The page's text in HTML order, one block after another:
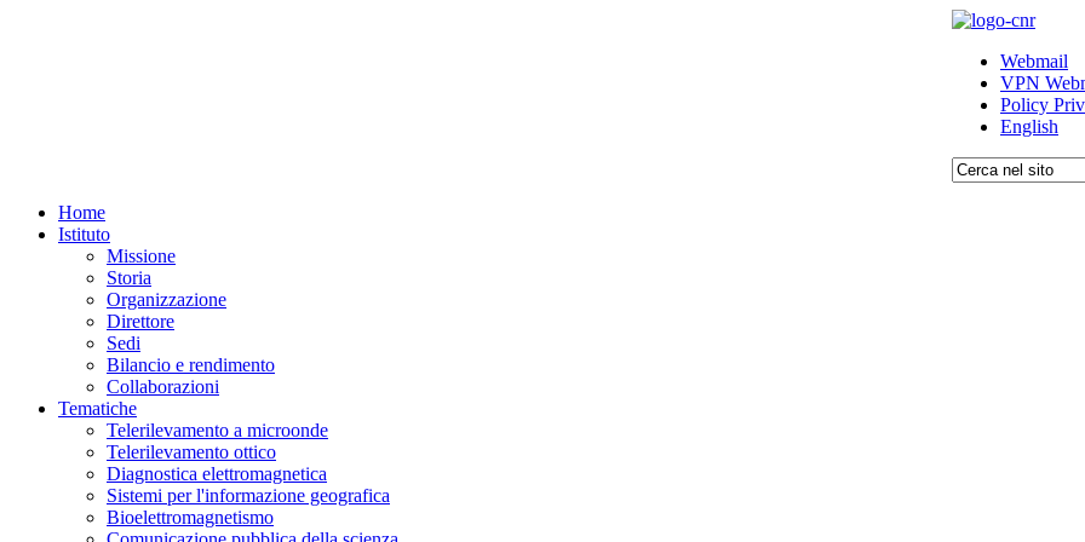
Webmail
VPN
Policy
English
Home
Istituto
Missione
Storia
Organizzazione
Direttore
Sedi
Bilancio e rendimento
Collaborazioni
Tematiche
Telerilevamento a microonde
Telerilevamento ottico
Diagnostica elettromagnetica
Sistemi per l'informazione geografica
Bioelettromagnetismo